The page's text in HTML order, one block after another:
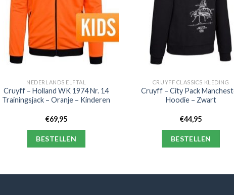
NEDERLANDS ELFTAL
Cruyff – Holland WK 1974 Nr. 14
Trainingsjack – Oranje – Kinderen
€69,95
BESTELLEN
CRUYFF CLASSICS KLEDING
Cruyff – City Pack
Hoodie – Zwart
€44,95
BESTELLEN